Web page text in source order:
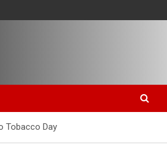
વિદેશના ગુજરાતી
વિશ્વસનીય ગુજરાતી
Tobacco Day